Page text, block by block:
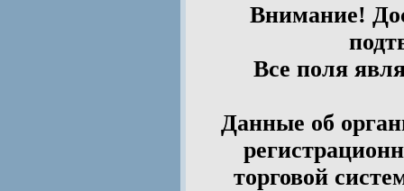
Внимание!
Все поля
Данные об
торговой